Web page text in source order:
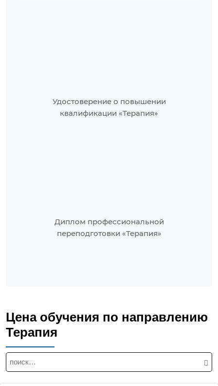
Удостоверение о повышении
квалификации «Терапия»
Диплом профессиональной
переподготовки «Терапия»
Цена обучения по направлению
Терапия
Н
а
й